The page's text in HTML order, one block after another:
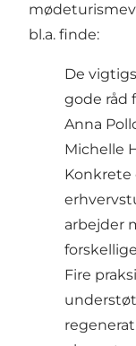
bl.a. finde:
De
gode råd
Anna
Michelle
Konkrete
arbejder
Fire